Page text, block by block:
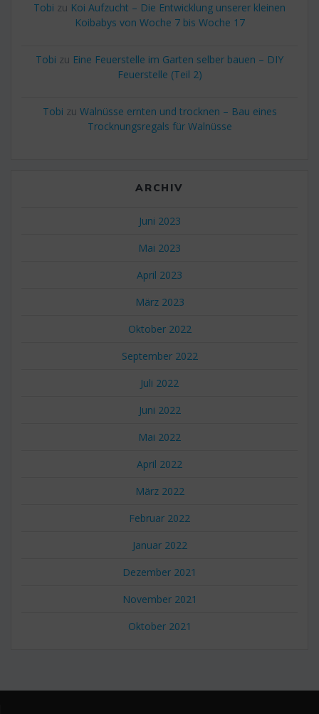
Tobi zu Koi Aufzucht – Die Entwicklung unserer kleinen
Koibabys von Woche 7 bis Woche 17
Tobi zu Eine Feuerstelle im Garten selber bauen – DIY
Feuerstelle (Teil 2)
Tobi zu Walnüsse ernten und trocknen – Bau eines
Trocknungsregals für Walnüsse
ARCHIV
Juni 2023
Mai 2023
April 2023
März 2023
Oktober 2022
September 2022
Juli 2022
Juni 2022
Mai 2022
April 2022
März 2022
Februar 2022
Januar 2022
Dezember 2021
November 2021
Oktober 2021